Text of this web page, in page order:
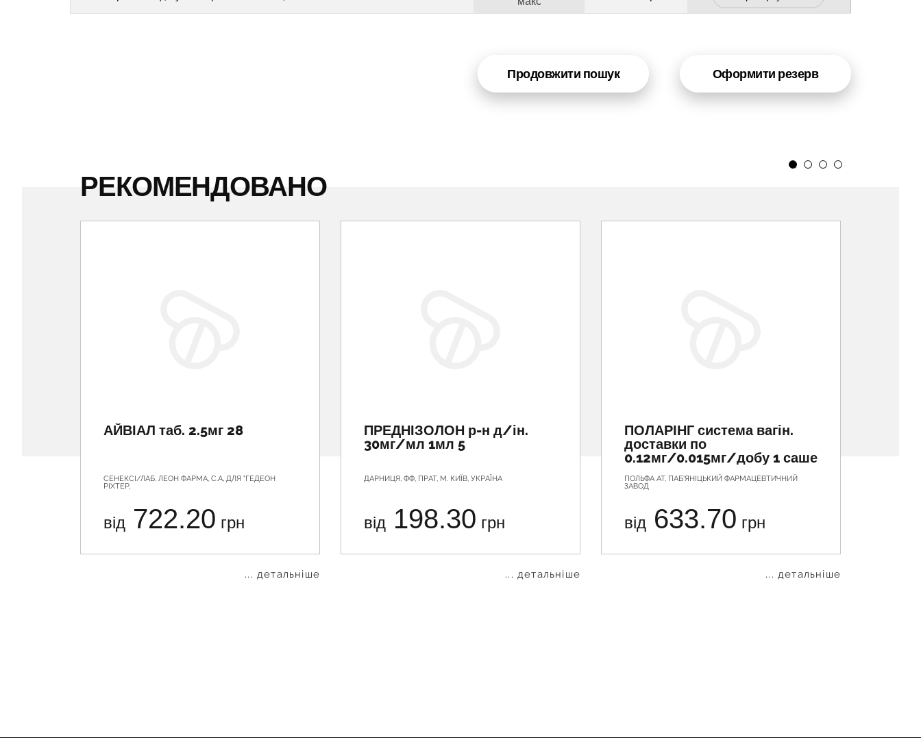
Продовжити пошук Оформити резерв
РЕКОМЕНДОВАНО
АЙВІАЛ таб. 2.5мг 28
СЕНЕКСІ/ЛАБ. ЛЕОН ФАРМА, С.А, ДЛЯ "ГЕДЕОН
РІХТЕР,
від 722.20 грн
... детальніше
ПРЕДНІЗОЛОН р-н д/ін.
30мг/мл 1мл 5
ДАРНИЦЯ, ФФ, ПРАТ, М. КИЇВ, УКРАЇНА
від 198.30 грн
... детальніше
ПОЛАРІНГ система вагін.
доставки по
0.12мг/0.015мг/добу 1 саше
ПОЛЬФА АТ, ПАБ'ЯНІЦЬКИЙ ФАРМАЦЕВТИЧНИЙ
ЗАВОД
від 633.70 грн
... детальніше